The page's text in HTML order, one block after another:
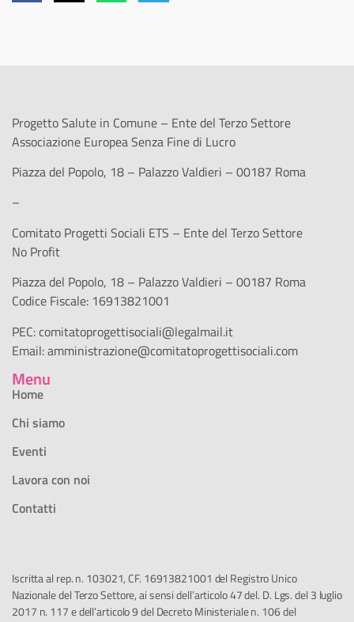
Progetto Salute in Comune – Ente del Terzo Settore
Associazione Europea Senza Fine di Lucro
Piazza del Popolo, 18 – Palazzo Valdieri – 00187 Roma
–
Comitato Progetti Sociali ETS – Ente del Terzo Settore
No Profit
Piazza del Popolo, 18 – Palazzo Valdieri – 00187 Roma
Codice Fiscale: 16913821001
PEC:comitatoprogettisociali@legalmail.it
Email:amministrazione@comitatoprogettisociali.com
Menu
Home
Chi siamo
Eventi
Lavora con noi
Contatti
Iscritta al rep. n. 103021, CF. 16913821001 del Registro Unico
Nazionale del Terzo Settore, ai sensi dell’articolo 47 del. D. Lgs. del 3 luglio
2017 n. 117 e dell’articolo 9 del Decreto Ministeriale n. 106 del